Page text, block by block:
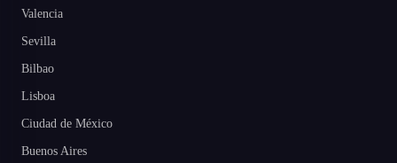
Valencia
Sevilla
Bilbao
Lisboa
Ciudad de México
Buenos Aires